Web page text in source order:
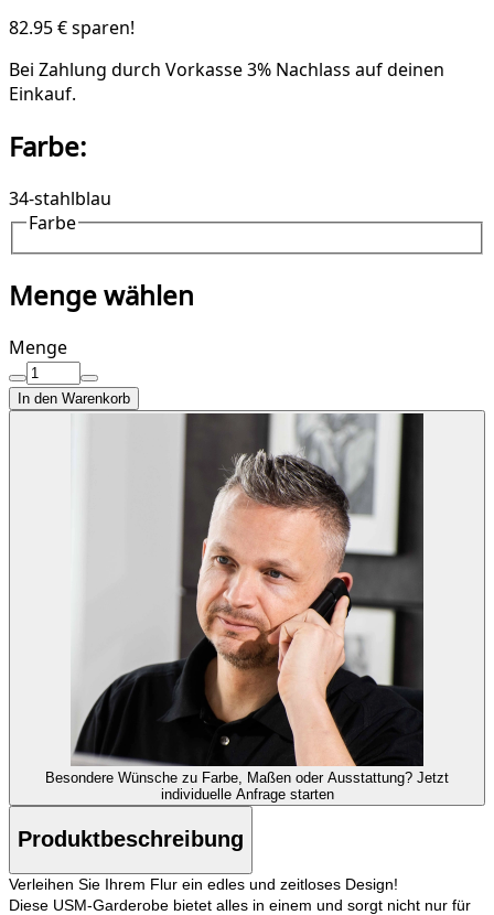
82.95 € sparen!
Bei Zahlung durch Vorkasse3% Nachlass auf deinen
Einkauf.
Farbe:
34-stahlblau
Farbe
Menge wählen
Menge
In den Warenkorb
Besondere Wünsche zu Farbe, Maßen oder Ausstattung? Jetzt
individuelle Anfrage starten
Produktbeschreibung
Verleihen Sie Ihrem Flur ein edles und zeitloses Design!
Diese USM-Garderobe bietet alles in einem und sorgt nicht nur für